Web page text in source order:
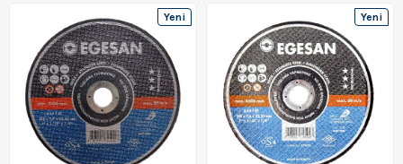
Yeni
Yeni